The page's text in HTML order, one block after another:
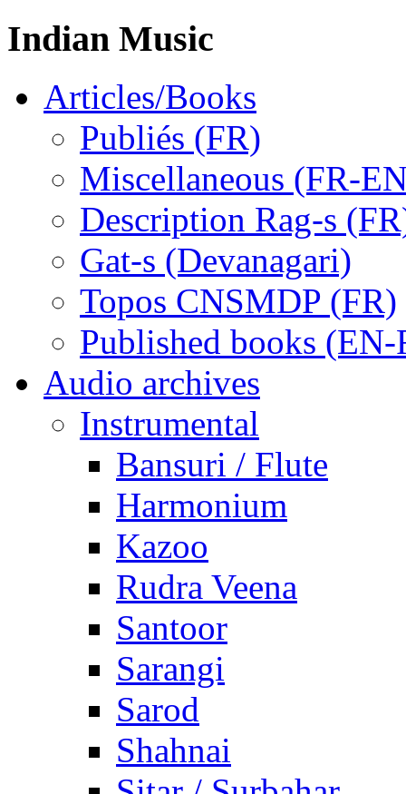
Indian Music
Articles/Books
Publiés (FR)
Miscellaneous (FR-
Description Rag-s
Gat-s (Devanagari)
Topos CNSMDP (FR)
Published books (EN-
Audio archives
Instrumental
Bansuri / Flute
Harmonium
Kazoo
Rudra Veena
Santoor
Sarangi
Sarod
Shahnai